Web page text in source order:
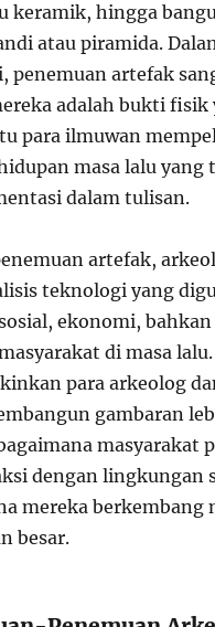
keramik, hingga
atau piramida.
penemuan artefak
adalah bukti fisik
para ilmuwan
masa lalu yang
dalam tulisan.
artefak,
teknologi yang
ekonomi,
di masa
para arkeolog
gambaran
masyarakat
dengan lingkungan
mereka berkembang
besar.